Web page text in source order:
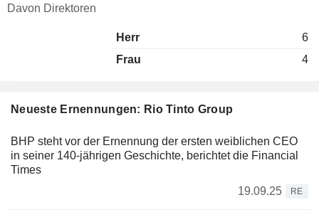
Neueste Ernennungen: Rio Tinto Group
BHP steht vor der Ernennung der ersten weiblichen CEO
in seiner 140-jährigen Geschichte, berichtet die Financial
Times
19.09.25
RE
Davon Direktoren
Herr
6
Frau
4